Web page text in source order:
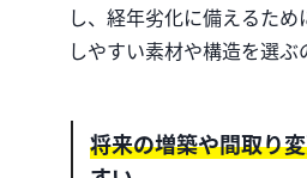
し、経年劣化に備えるた
しやすい素材や構造を選ぶ
将来の増築や間取り